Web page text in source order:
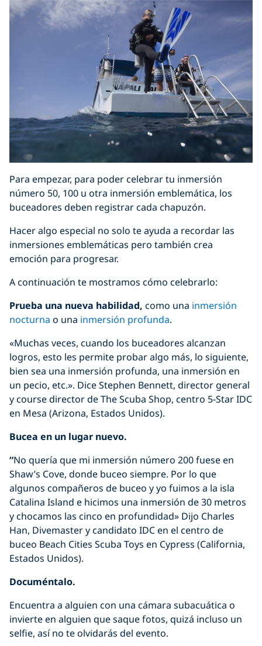
Para empezar, para poder celebrar tu inmersión
número 50, 100 u otra inmersión emblemática, los
buceadores deben registrar cada chapuzón.
Hacer algo especial no solo te ayuda a recordar las
inmersiones emblemáticas pero también crea
emoción para progresar.
A continuación te mostramos cómo celebrarlo:
Prueba una nueva habilidad, como una inmersión
nocturna o una inmersión profunda.
«Muchas veces, cuando los buceadores alcanzan
logros, esto les permite probar algo más, lo siguiente,
bien sea una inmersión profunda, una inmersión en
un pecio, etc.». Dice Stephen Bennett, director general
y course director de The Scuba Shop, centro 5-Star IDC
en Mesa (Arizona, Estados Unidos).
Bucea en un lugar nuevo.
“No quería que mi inmersión número 200 fuese en
Shaw’s Cove, donde buceo siempre. Por lo que
algunos compañeros de buceo y yo fuimos a la isla
Catalina Island e hicimos una inmersión de 30 metros
y chocamos las cinco en profundidad» Dijo Charles
Han, Divemaster y candidato IDC en el centro de
buceo Beach Cities Scuba Toys en Cypress (California,
Estados Unidos).
Documéntalo.
Encuentra a alguien con una cámara subacuática o
invierte en alguien que saque fotos, quizá incluso un
selfie, así no te olvidarás del evento.